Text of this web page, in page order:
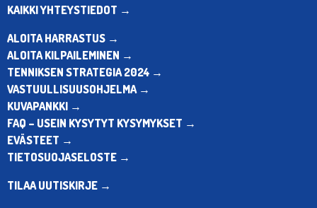
KAIKKI YHTEYSTIEDOT →
ALOITA HARRASTUS →
ALOITA KILPAILEMINEN →
TENNIKSEN STRATEGIA 2024 →
VASTUULLISUUSOHJELMA →
KUVAPANKKI →
FAQ – USEIN KYSYTYT KYSYMYKSET →
EVÄSTEET →
TIETOSUOJASELOSTE →
TILAA UUTISKIRJE →